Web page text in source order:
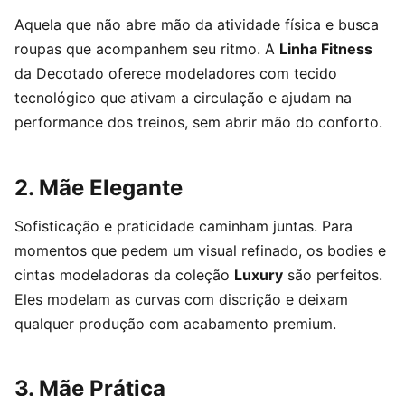
Aquela que não abre mão da atividade física e busca
roupas que acompanhem seu ritmo. A Linha Fitness
da Decotado oferece modeladores com tecido
tecnológico que ativam a circulação e ajudam na
performance dos treinos, sem abrir mão do conforto.
2. Mãe Elegante
Sofisticação e praticidade caminham juntas. Para
momentos que pedem um visual refinado, os bodies e
cintas modeladoras da coleção Luxury são perfeitos.
Eles modelam as curvas com discrição e deixam
qualquer produção com acabamento premium.
3. Mãe Prática